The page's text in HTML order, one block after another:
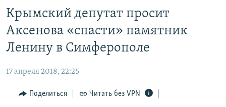
основному
содержанию
Вернутся
главной
навигации
Вернутся
СПЕЦПРОЕКТЫ
11 ЛЕТ ОККУПАЦИИ КРЫМА. 11 ИСТОРИЙ СОПРОТИВЛЕНИЯ
ВОДА
ЕЩЕ
ИНТЕРАКТИВ
РАДІО СВОБОДА
Крымский депутат просит
Аксенова «спасти» памятник
Ленину в Симферополе
17 апреля 2018, 22:25
Поделиться Читать без VPN